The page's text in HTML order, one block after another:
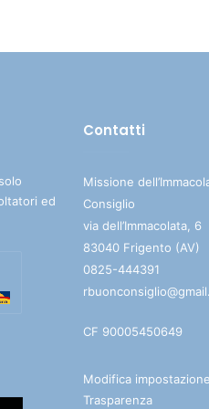
ed
Contatti
Missione
Consiglio
via dell’Immacolata, 6
83040 Frigento (AV)
0825-444391
CF 90005450649
Modifica
Trasparenza